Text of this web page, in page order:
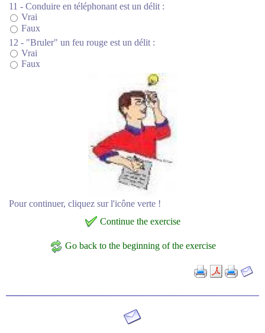
11 - Conduire en téléphonant est un délit :
Vrai
Faux
12 - "Bruler" un feu rouge est un délit :
Vrai
Faux
Pour continuer, cliquez sur l'icône verte !
Continue the exercise
Go back to the beginning of the exercise